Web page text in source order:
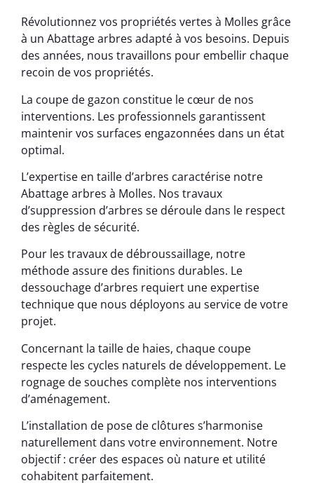
Révolutionnez vos propriétés vertes à Molles grâce
à un Abattage arbres adapté à vos besoins. Depuis
des années, nous travaillons pour embellir chaque
recoin de vos propriétés.
La coupe de gazon constitue le cœur de nos
interventions. Les professionnels garantissent
maintenir vos surfaces engazonnées dans un état
optimal.
L’expertise en taille d’arbres caractérise notre
Abattage arbres à Molles. Nos travaux
d’suppression d’arbres se déroule dans le respect
des règles de sécurité.
Pour les travaux de débroussaillage, notre
méthode assure des finitions durables. Le
dessouchage d’arbres requiert une expertise
technique que nous déployons au service de votre
projet.
Concernant la taille de haies, chaque coupe
respecte les cycles naturels de développement. Le
rognage de souches complète nos interventions
d’aménagement.
L’installation de pose de clôtures s’harmonise
naturellement dans votre environnement. Notre
objectif : créer des espaces où nature et utilité
cohabitent parfaitement.